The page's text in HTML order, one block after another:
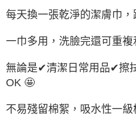
每天換一張乾淨的潔膚巾，
一巾多用，洗臉完還可重複
無論是✔清潔日常用品✔擦
OK 🤩
不易殘留棉絮，吸水性一